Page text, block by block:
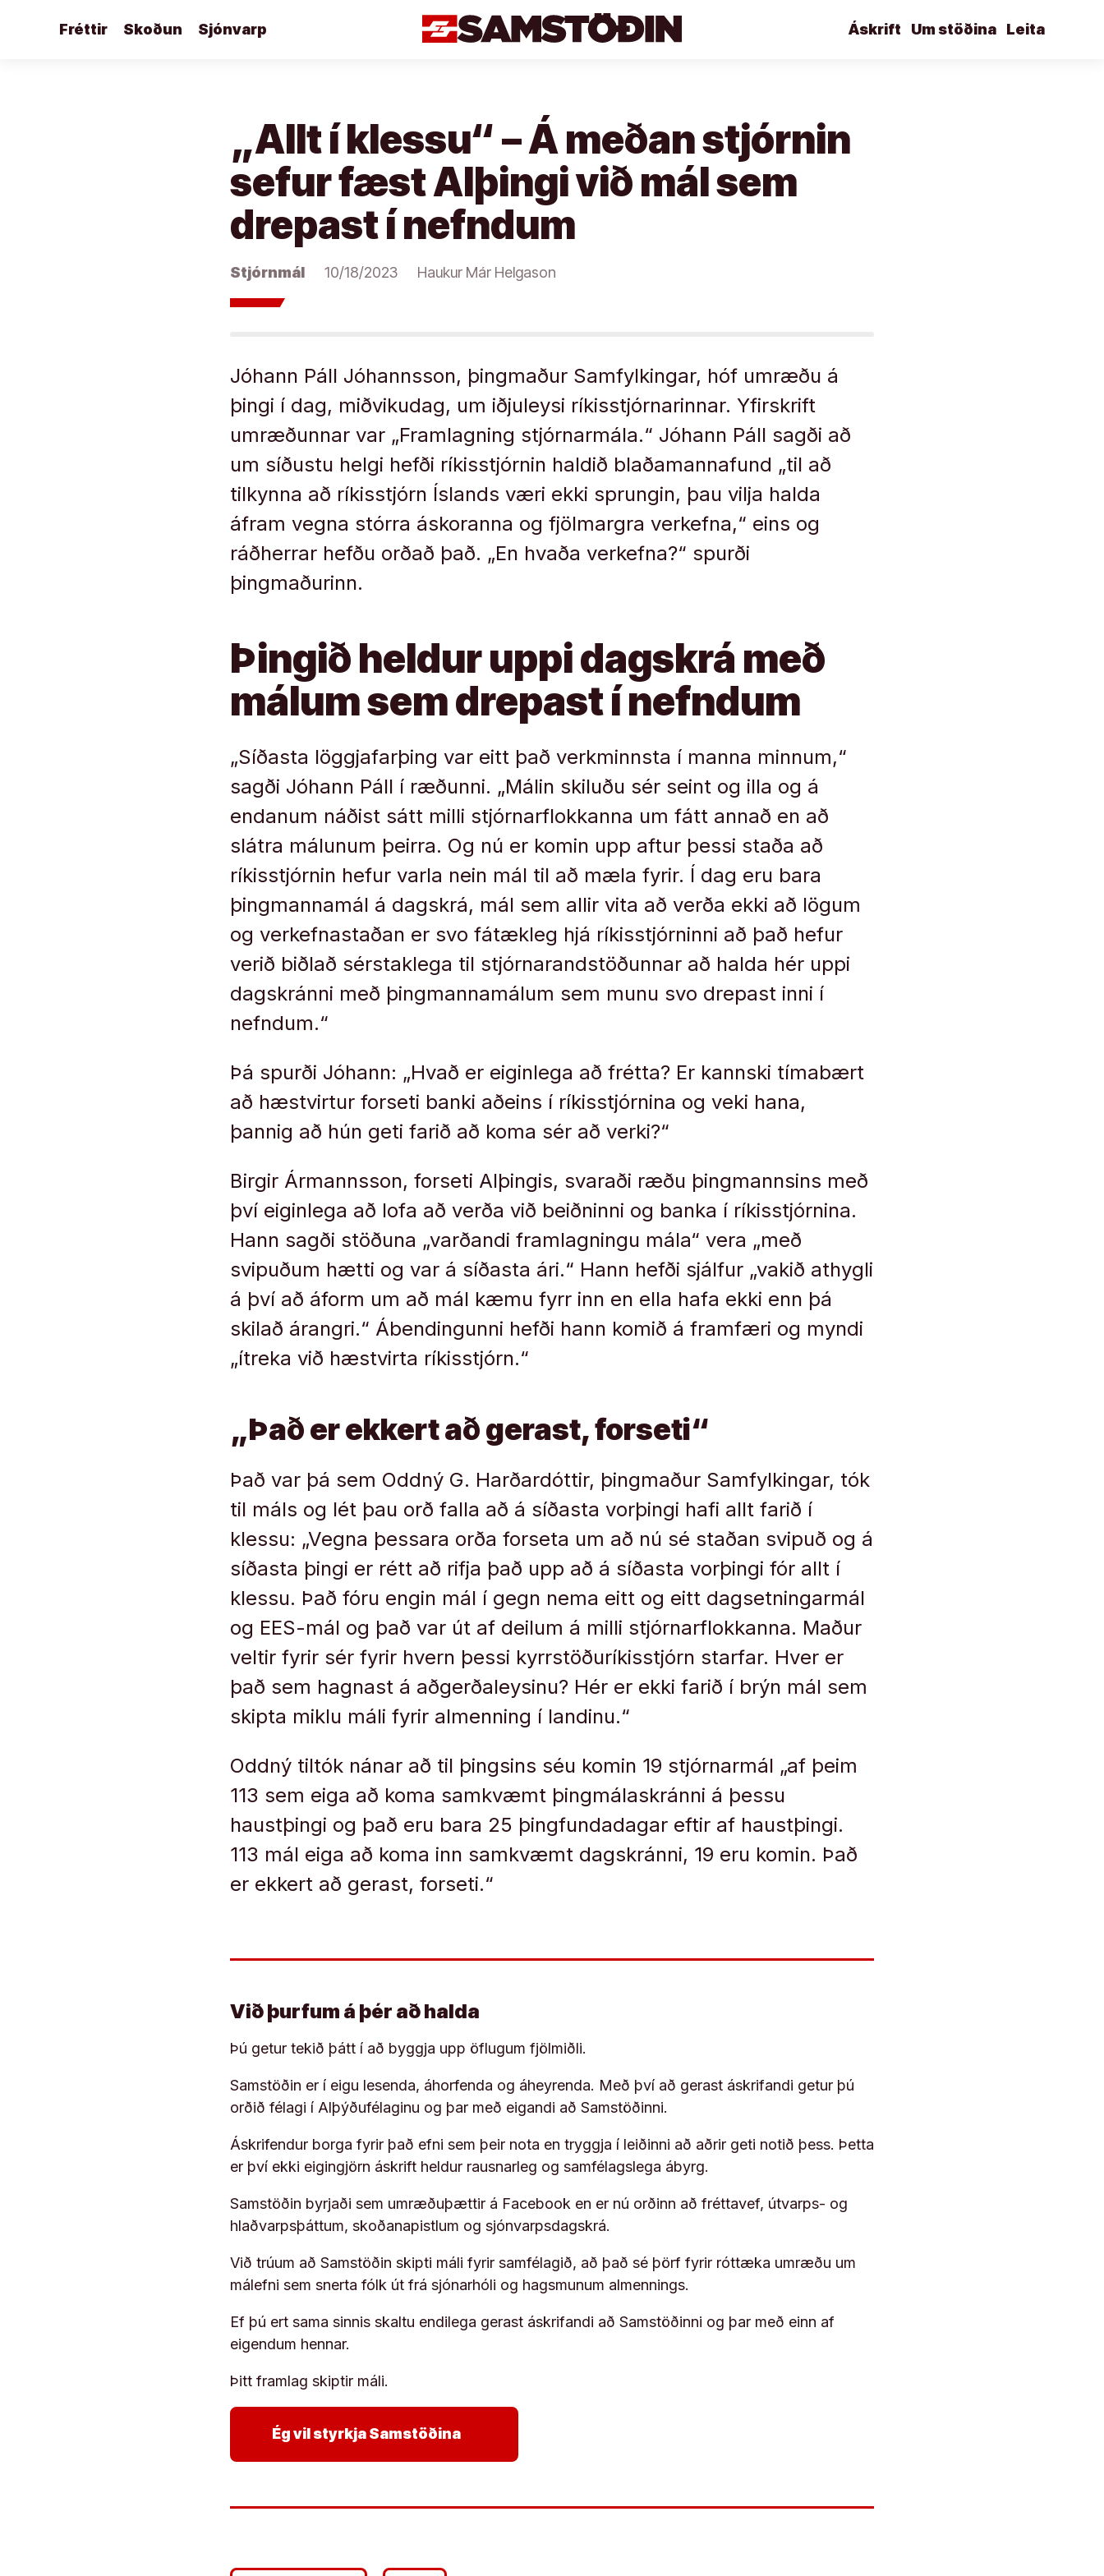
Fréttir Skoðun Sjónvarp Leita
Um stöðina
Áskrift
„Allt í klessu“ – Á meðan stjórnin
sefur fæst Alþingi við mál sem
drepast í nefndum
Stjórnmál 10/18/2023 Haukur Már Helgason
Jóhann Páll Jóhannsson, þingmaður Samfylkingar, hóf umræðu á
þingi í dag, miðvikudag, um iðjuleysi ríkisstjórnarinnar. Yfirskrift
umræðunnar var „Framlagning stjórnarmála.“ Jóhann Páll sagði að
um síðustu helgi hefði ríkisstjórnin haldið blaðamannafund „til að
tilkynna að ríkisstjórn Íslands væri ekki sprungin, þau vilja halda
áfram vegna stórra áskoranna og fjölmargra verkefna,“ eins og
ráðherrar hefðu orðað það. „En hvaða verkefna?“ spurði
þingmaðurinn.
Þingið heldur uppi dagskrá með
málum sem drepast í nefndum
„Síðasta löggjafarþing var eitt það verkminnsta í manna minnum,“
sagði Jóhann Páll í ræðunni. „Málin skiluðu sér seint og illa og á
endanum náðist sátt milli stjórnarflokkanna um fátt annað en að
slátra málunum þeirra. Og nú er komin upp aftur þessi staða að
ríkisstjórnin hefur varla nein mál til að mæla fyrir. Í dag eru bara
þingmannamál á dagskrá, mál sem allir vita að verða ekki að lögum
og verkefnastaðan er svo fátækleg hjá ríkisstjórninni að það hefur
verið biðlað sérstaklega til stjórnarandstöðunnar að halda hér uppi
dagskránni með þingmannamálum sem munu svo drepast inni í
nefndum.“
Þá spurði Jóhann: „Hvað er eiginlega að frétta? Er kannski tímabært
að hæstvirtur forseti banki aðeins í ríkisstjórnina og veki hana,
þannig að hún geti farið að koma sér að verki?“
Birgir Ármannsson, forseti Alþingis, svaraði ræðu þingmannsins með
því eiginlega að lofa að verða við beiðninni og banka í ríkisstjórnina.
Hann sagði stöðuna „varðandi framlagningu mála“ vera „með
svipuðum hætti og var á síðasta ári.“ Hann hefði sjálfur „vakið athygli
á því að áform um að mál kæmu fyrr inn en ella hafa ekki enn þá
skilað árangri.“ Ábendingunni hefði hann komið á framfæri og myndi
„ítreka við hæstvirta ríkisstjórn.“
„Það er ekkert að gerast, forseti“
Það var þá sem Oddný G. Harðardóttir, þingmaður Samfylkingar, tók
til máls og lét þau orð falla að á síðasta vorþingi hafi allt farið í
klessu: „Vegna þessara orða forseta um að nú sé staðan svipuð og á
síðasta þingi er rétt að rifja það upp að á síðasta vorþingi fór allt í
klessu. Það fóru engin mál í gegn nema eitt og eitt dagsetningarmál
og EES-mál og það var út af deilum á milli stjórnarflokkanna. Maður
veltir fyrir sér fyrir hvern þessi kyrrstöðuríkisstjórn starfar. Hver er
það sem hagnast á aðgerðaleysinu? Hér er ekki farið í brýn mál sem
skipta miklu máli fyrir almenning í landinu.“
Oddný tiltók nánar að til þingsins séu komin 19 stjórnarmál „af þeim
113 sem eiga að koma samkvæmt þingmálaskránni á þessu
haustþingi og það eru bara 25 þingfundadagar eftir af haustþingi.
113 mál eiga að koma inn samkvæmt dagskránni, 19 eru komin. Það
er ekkert að gerast, forseti.“
Við þurfum á þér að halda
Þú getur tekið þátt í að byggja upp öflugum fjölmiðli.
Samstöðin er í eigu lesenda, áhorfenda og áheyrenda. Með því að gerast áskrifandi getur þú
orðið félagi í Alþýðufélaginu og þar með eigandi að Samstöðinni.
Áskrifendur borga fyrir það efni sem þeir nota en tryggja í leiðinni að aðrir geti notið þess. Þetta
er því ekki eigingjörn áskrift heldur rausnarleg og samfélagslega ábyrg.
Samstöðin byrjaði sem umræðuþættir á Facebook en er nú orðinn að fréttavef, útvarps- og
hlaðvarpsþáttum, skoðanapistlum og sjónvarpsdagskrá.
Við trúum að Samstöðin skipti máli fyrir samfélagið, að það sé þörf fyrir róttæka umræðu um
málefni sem snerta fólk út frá sjónarhóli og hagsmunum almennings.
Ef þú ert sama sinnis skaltu endilega gerast áskrifandi að Samstöðinni og þar með einn af
eigendum hennar.
Þitt framlag skiptir máli.
Ég vil styrkja Samstöðina